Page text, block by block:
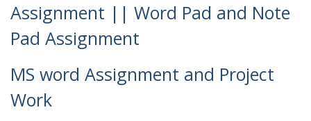
Assignment || Word Pad and Note
Pad Assignment
MS word Assignment and Project
Work